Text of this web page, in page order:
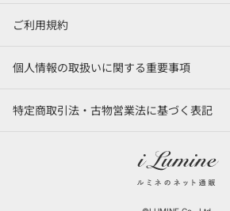
ご利用規約
個人情報の取扱いに関する重要事項
特定商取引法・古物営業法に基づく表記